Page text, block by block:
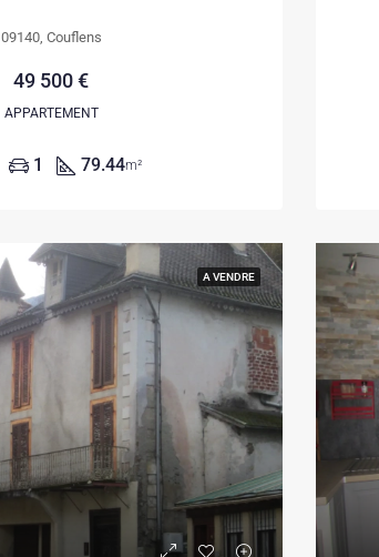
09140, Couflens
49 500 €
APPARTEMENT
1 79.44m²
A VENDRE